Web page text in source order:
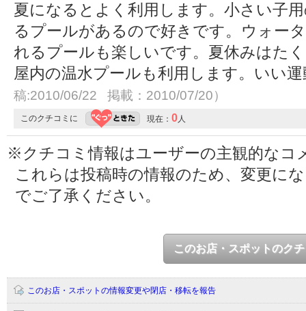
夏になるとよく利用します。小さい子
るプールがあるので好きです。ウォー
れるプールも楽しいです。夏休みはた
屋内の温水プールも利用します。いい
稿:2010/06/22 掲載：2010/07/20）
このクチコミに 現在： 0人
※クチコミ情報はユーザーの主観的なコ
これらは投稿時の情報のため、変更に
でご了承ください。
このお店・スポットのク
このお店・スポットの情報変更や閉店・移転を報告